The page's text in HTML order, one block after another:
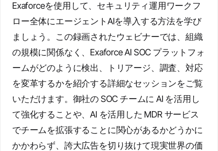
Exaforceを使用して、セキュリティ運用ワークフ
ロー全体にエージェントAIを導入する方法を学び
ましょう。この録画されたウェビナーでは、組織
の規模に関係なく、Exaforce AI SOC プラットフォ
ームがどのように検出、トリアージ、調査、対応
を変革するかを紹介する詳細なセッションをご覧
いただけます。御社の SOC チームに AI を活用し
て強化することや、AI を活用した MDR サービス
でチームを拡張することに関心があるかどうかに
かかわらず、誇大広告を切り抜けて現実世界の価